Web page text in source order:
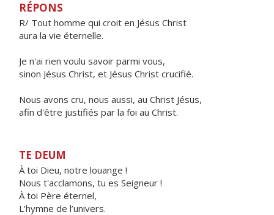
RÉPONS
R/ Tout homme qui croit en Jésus Christ
aura la vie éternelle.
Je n'ai rien voulu savoir parmi vous,
sinon Jésus Christ, et Jésus Christ crucifié.
Nous avons cru, nous aussi, au Christ Jésus,
afin d'être justifiés par la foi au Christ.
TE DEUM
À toi Dieu, notre louange !
Nous t'acclamons, tu es Seigneur !
À toi Père éternel,
L’hymne de l’univers.